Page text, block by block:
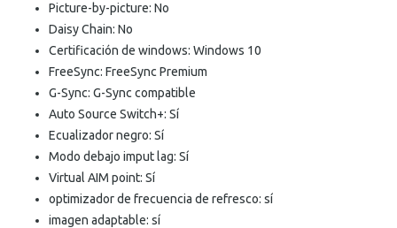
Picture-by-picture: No
Daisy Chain: No
Certificación de windows: Windows 10
FreeSync: FreeSync Premium
G-Sync: G-Sync compatible
Auto Source Switch+: Sí
Ecualizador negro: Sí
Modo debajo imput lag: Sí
Virtual AIM point: Sí
optimizador de frecuencia de refresco: sí
imagen adaptable: sí